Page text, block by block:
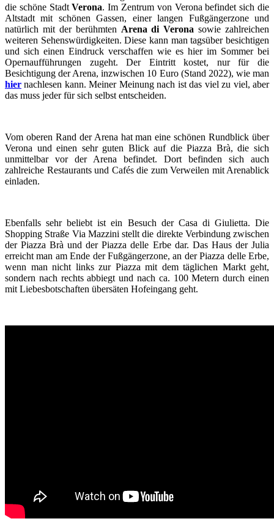
die schöne StadtVerona. Im Zentrum von Verona befindet sich die
Altstadt mit schönen Gassen, einer langen Fußgängerzone und
natürlich mit der berühmten Arena di Verona sowie zahlreichen
weiteren Sehenswürdigkeiten. Diese kann man tagsüber besichtigen
und sich einen Eindruck verschaffen wie es hier im Sommer bei
Opernaufführungen zugeht. Der Eintritt kostet, nur für die
Besichtigung der Arena, inzwischen 10 Euro (Stand 2022), wie man
hier nachlesen kann. Meiner Meinung nach ist das viel zu viel, aber
das muss jeder für sich selbst entscheiden.
Vom oberen Rand der Arena hat man eine schönen Rundblick über
Verona und einen sehr guten Blick auf die Piazza Brà, die sich
unmittelbar vor der Arena befindet. Dort befinden sich auch
zahlreiche Restaurants und Cafés die zum Verweilen mit Arenablick
einladen.
Ebenfalls sehr beliebt ist ein Besuch der Casa di Giulietta. Die
Shopping Straße Via Mazzini stellt die direkte Verbindung zwischen
der Piazza Brà und der Piazza delle Erbe dar. Das Haus der Julia
erreicht man am Ende der Fußgängerzone, an der Piazza delle Erbe,
wenn man nicht links zur Piazza mit dem täglichen Markt geht,
sondern nach rechts abbiegt und nach ca. 100 Metern durch einen
mit Liebesbotschaften übersäten Hofeingang geht.